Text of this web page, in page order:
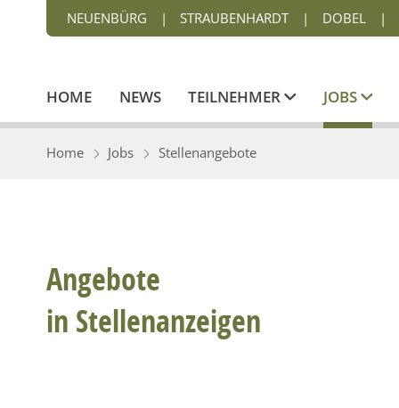
NEUENBÜRG | STRAUBENHARDT | DOBEL |
HOME NEWS TEILNEHMER JOBS
Home Jobs Stellenangebote
Angebote
in Stellenanzeigen